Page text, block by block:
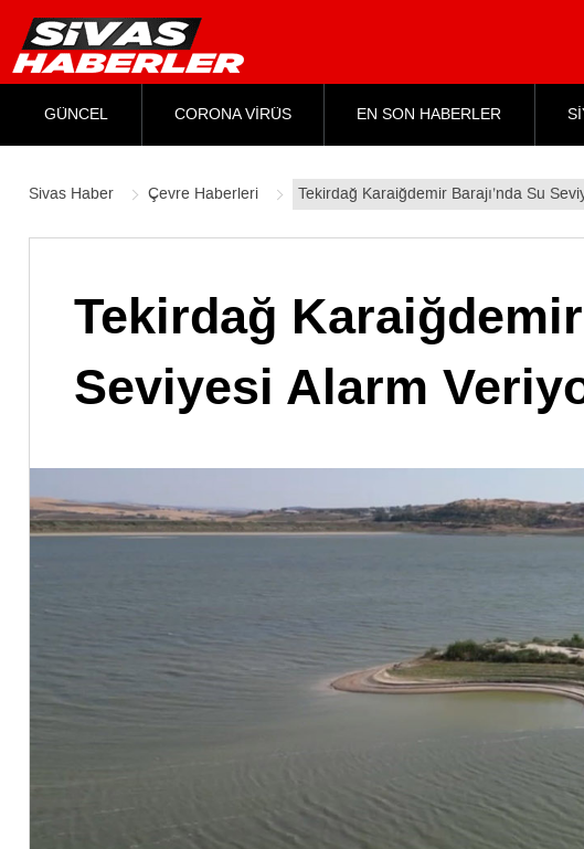
GÜNCEL CORONA VİRÜS EN SON HABERLER
Sivas Haber Çevre Haberleri Tekirdağ Karaiğdemir Barajı’nda Su
Tekirdağ Karaiğdemir
Seviyesi Alarm